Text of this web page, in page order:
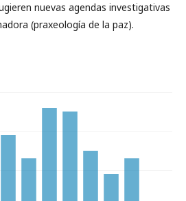
nuevas agendas investigativas
(praxeología de la paz).